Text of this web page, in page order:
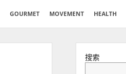
GOURMET MOVEMENT HEALTH
搜索